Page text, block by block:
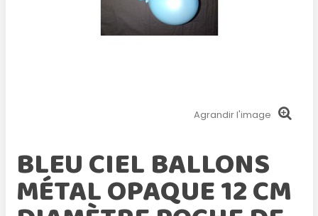
Agrandir l'image
BLEU CIEL BALLONS
MÉTAL OPAQUE 12 CM